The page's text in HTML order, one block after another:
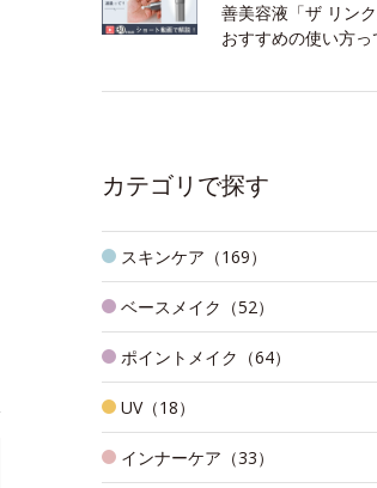
善美容液「ザ リン
おすすめの使い方っ
カテゴリで探す
スキンケア（169）
ベースメイク（52）
ポイントメイク（64）
UV（18）
インナーケア（33）